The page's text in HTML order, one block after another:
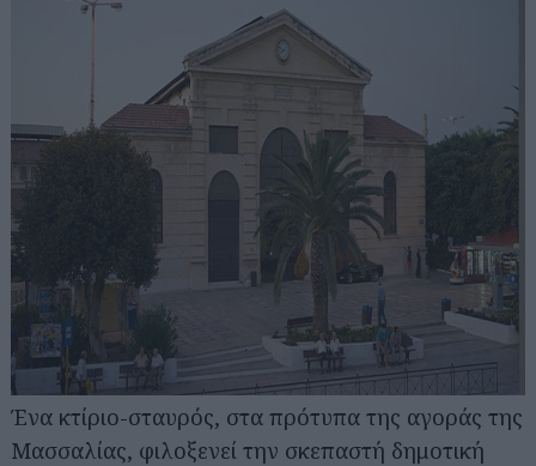
Ένα κτίριο-σταυρός, στα πρότυπα της αγοράς της
Μασσαλίας, φιλοξενεί την σκεπαστή δημοτική